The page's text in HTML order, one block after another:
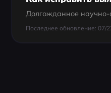
Последнее обновление: 07/